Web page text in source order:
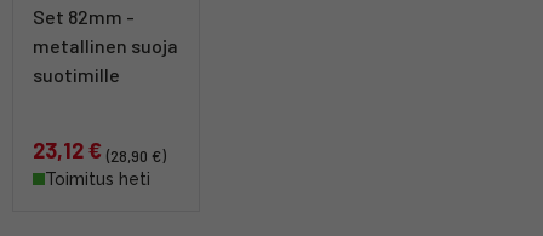
Set 82mm -
metallinen suoja
suotimille
23,12 € (28,90 €)
Toimitus heti